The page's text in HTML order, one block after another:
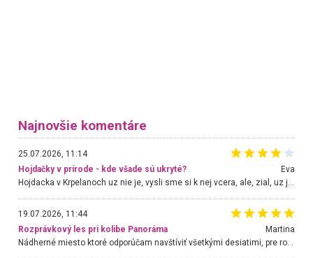
Najnovšie komentáre
25.07.2026, 11:14
Hojdačky v prírode - kde všade sú ukryté?
Eva
19.07.2026, 11:44
Rozprávkový les pri kolibe Panoráma
Martina
Nádherné miesto ktoré odporúčam navštíviť všetkými desiatimi, pre rodiny s deťmi, dôchodcom... Proste a jednoducho ozaj rozprávkový les.. určite ešte prídeme. Odniesli sme si na pamiatku krásne tričká,